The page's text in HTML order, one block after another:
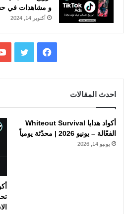
و مشاهدات في
أكتوبر 14, 2024
فيسبوك تويتر
احدث المقالات
أكواد هدايا Whiteout Survival
الفعّالة – يونيو 2026 | محدّثة يومياً
يونيو 14, 2026